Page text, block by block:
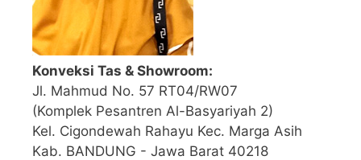
Konveksi Tas & Showroom:
Jl. Mahmud No. 57 RT04/RW07
(Komplek Pesantren Al-Basyariyah 2)
Kel. Cigondewah Rahayu Kec. Marga Asih
Kab. BANDUNG - Jawa Barat 40218